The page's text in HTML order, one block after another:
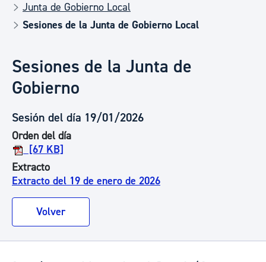
Junta de Gobierno Local
Sesiones de la Junta de Gobierno Local
Sesiones de la Junta de
Gobierno
Sesión del día 19/01/2026
Orden del día
[67 KB]
Extracto
Extracto del 19 de enero de 2026
Volver